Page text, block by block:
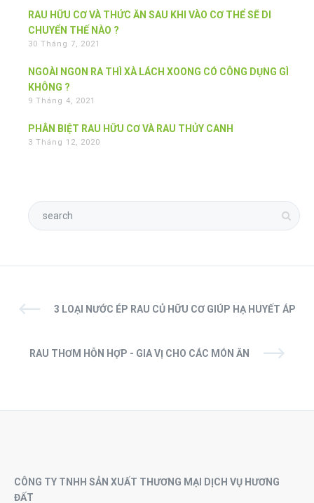
RAU HỮU CƠ VÀ THỨC ĂN SAU KHI VÀO CƠ THỂ SẼ DI
CHUYỂN THẾ NÀO ?
30 Tháng 7, 2021
NGOÀI NGON RA THÌ XÀ LÁCH XOONG CÓ CÔNG DỤNG GÌ
KHÔNG ?
9 Tháng 4, 2021
PHÂN BIỆT RAU HỮU CƠ VÀ RAU THỦY CANH
3 Tháng 12, 2020
3 LOẠI NƯỚC ÉP RAU CỦ HỮU CƠ GIÚP HẠ HUYẾT ÁP
RAU THƠM HỖN HỢP - GIA VỊ CHO CÁC MÓN ĂN
CÔNG TY TNHH SẢN XUẤT THƯƠNG MẠI DỊCH VỤ HƯƠNG
ĐẤT